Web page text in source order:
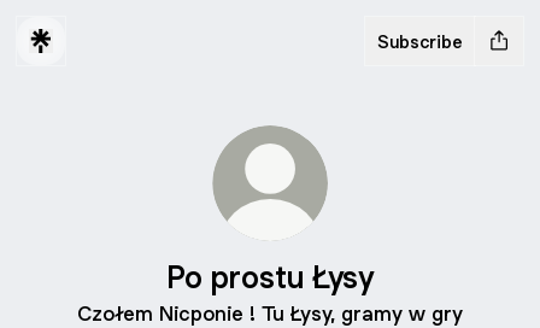
Subscribe
Po prostu Łysy
Czołem Nicponie ! Tu Łysy, gramy w gry